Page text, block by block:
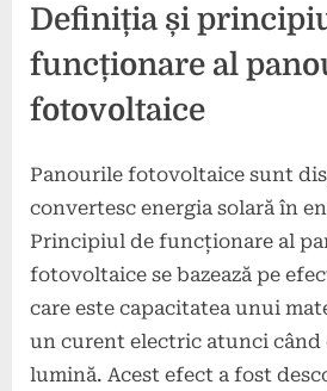
Definiția și
funcționare al
fotovoltaice
Panourile fotovoltaice sunt
convertesc energia solară în
Principiul de funcționare al
fotovoltaice se bazează pe
care este capacitatea unui
un curent electric atunci când
lumină. Acest efect a fost